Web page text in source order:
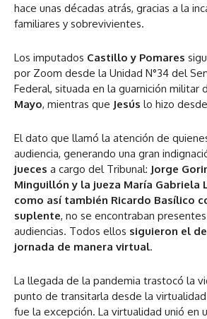
hace unas décadas atrás, gracias a la
familiares y sobrevivientes.
Los imputados Castillo y Pomares
por Zoom desde la Unidad N°34 del
Federal, situada en la guarnición militar
Mayo, mientras que Jesús lo hizo
El dato que llamó la atención de
audiencia, generando una gran
jueces a cargo del Tribunal: Jorge
Minguillón y la jueza María Gabriela
como así también Ricardo Basílico
suplente, no se encontraban
audiencias. Todos ellos siguieron el
jornada de manera virtual.
La llegada de la pandemia trastocó la
punto de transitarla desde la
fue la excepción. La virtualidad unió en